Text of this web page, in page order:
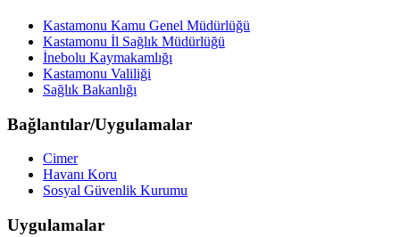
Kastamonu Kamu Genel Müdürlüğü
Kastamonu İl Sağlık Müdürlüğü
İnebolu Kaymakamlığı
Kastamonu Valiliği
Sağlık Bakanlığı
Bağlantılar/Uygulamalar
Cimer
Havanı Koru
Sosyal Güvenlik Kurumu
Uygulamalar